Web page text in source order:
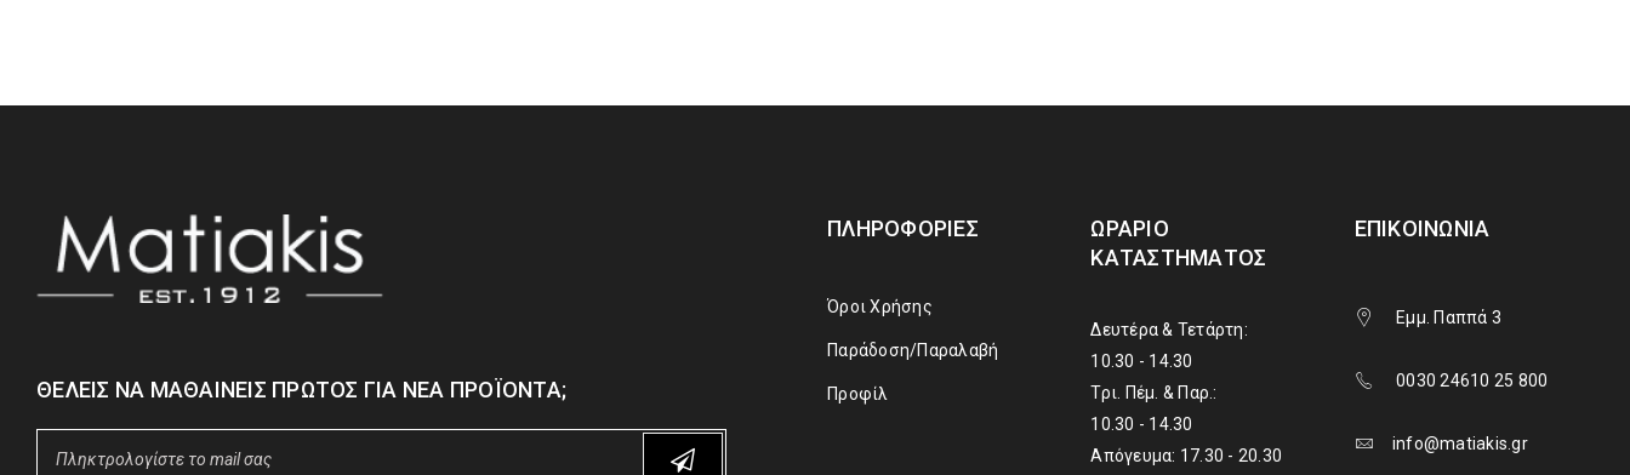
ΘΈΛΕΙΣ ΝΑ ΜΑΘΑΊΝΕΙΣ ΠΡΏΤΟΣ ΓΙΑ ΝΈΑ ΠΡΟΪΌΝΤΑ;
ΠΛΗΡΟΦΟΡΊΕΣ
Όροι Χρήσης
Παράδοση/Παραλαβή
Προφίλ
ΩΡΆΡΙΟ
ΚΑΤΑΣΤΉΜΑΤΟΣ
Δευτέρα & Τετάρτη:
10.30 - 14.30
Τρι. Πέμ. & Παρ.:
10.30 - 14.30
Απόγευμα: 17.30 - 20.30
ΕΠΙΚΟΙΝΩΝΊΑ
Εμμ. Παππά 3
0030 24610 25 800
info@matiakis.gr